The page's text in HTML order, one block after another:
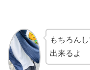
もちろん
出来るよ